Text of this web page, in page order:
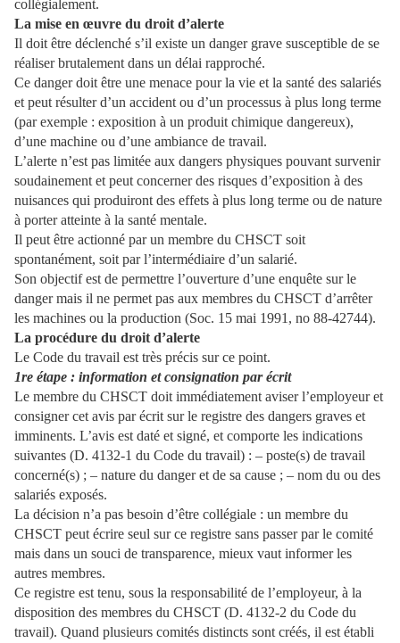
collégialement.
La mise en œuvre du droit d’alerte
Il doit être déclenché s’il existe un danger grave susceptible de se
réaliser brutalement dans un délai rapproché.
Ce danger doit être une menace pour la vie et la santé des salariés
et peut résulter d’un accident ou d’un processus à plus long terme
(par exemple : exposition à un produit chimique dangereux),
d’une machine ou d’une ambiance de travail.
L’alerte n’est pas limitée aux dangers physiques pouvant survenir
soudainement et peut concerner des risques d’exposition à des
nuisances qui produiront des effets à plus long terme ou de nature
à porter atteinte à la santé mentale.
Il peut être actionné par un membre du CHSCT soit
spontanément, soit par l’intermédiaire d’un salarié.
Son objectif est de permettre l’ouverture d’une enquête sur le
danger mais il ne permet pas aux membres du CHSCT d’arrêter
les machines ou la production (Soc. 15 mai 1991, no 88-42744).
La procédure du droit d’alerte
Le Code du travail est très précis sur ce point.
1re étape : information et consignation par écrit
Le membre du CHSCT doit immédiatement aviser l’employeur et
consigner cet avis par écrit sur le registre des dangers graves et
imminents. L’avis est daté et signé, et comporte les indications
suivantes (D. 4132-1 du Code du travail) : – poste(s) de travail
concerné(s) ; – nature du danger et de sa cause ; – nom du ou des
salariés exposés.
La décision n’a pas besoin d’être collégiale : un membre du
CHSCT peut écrire seul sur ce registre sans passer par le comité
mais dans un souci de transparence, mieux vaut informer les
autres membres.
Ce registre est tenu, sous la responsabilité de l’employeur, à la
disposition des membres du CHSCT (D. 4132-2 du Code du
travail). Quand plusieurs comités distincts sont créés, il est établi